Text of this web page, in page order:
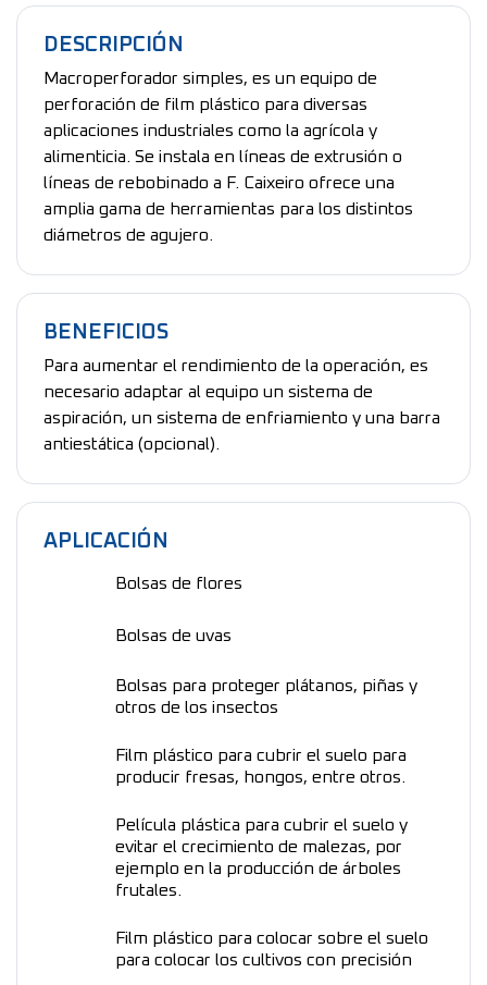
DESCRIPCIÓN
Macroperforador simples, es un equipo de
perforación de film plástico para diversas
aplicaciones industriales como la agrícola y
alimenticia. Se instala en líneas de extrusión o
líneas de rebobinado a F. Caixeiro ofrece una
amplia gama de herramientas para los distintos
diámetros de agujero.
BENEFICIOS
Para aumentar el rendimiento de la operación, es
necesario adaptar al equipo un sistema de
aspiración, un sistema de enfriamiento y una barra
antiestática (opcional).
APLICACIÓN
Bolsas de flores
Bolsas de uvas
Bolsas para proteger plátanos, piñas y
otros de los insectos
Film plástico para cubrir el suelo para
producir fresas, hongos, entre otros.
Película plástica para cubrir el suelo y
evitar el crecimiento de malezas, por
ejemplo en la producción de árboles
frutales.
Film plástico para colocar sobre el suelo
para colocar los cultivos con precisión